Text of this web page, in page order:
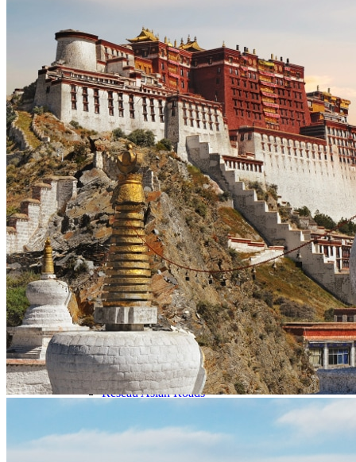
Ambiance
Trek et randonnées
Les Grands Classiques
Culture et festivals
Nature
Voyage à vélo
Quand partir ?
Printemps
Eté
Automne
Hiver
Infos pratiques
Préparer son voyage
Hôtels partenaires
Visa et permis de voyage au Tibet
Vols en avion au Tibet
Prendre le train vers le Tibet
Quand partir au Tibet ?
Mal d’altitude au Tibet
Festivals au Tibet
Histoire du Tibet
Bouddhisme tibétain
Vidéos du Tibet
Notre agence
Notre agence au Tibet
Réseau Asian Roads
Garanties et engagements Asian Roads